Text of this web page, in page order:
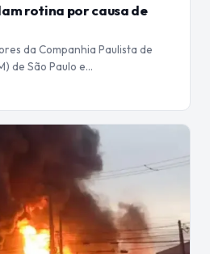
rotina por causa de
da Companhia Paulista de
de São Paulo e…